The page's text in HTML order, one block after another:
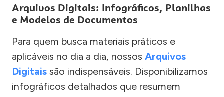
Arquivos Digitais: Infográficos, Planilhas
e Modelos de Documentos
Para quem busca materiais práticos e
aplicáveis no dia a dia, nossos Arquivos
Digitais são indispensáveis. Disponibilizamos
infográficos detalhados que resumem